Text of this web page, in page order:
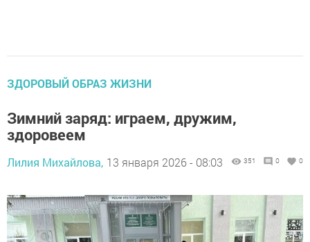
ЗДОРОВЫЙ ОБРАЗ ЖИЗНИ
Зимний заряд: играем, дружим,
здоровеем
Лилия Михайлова, 13 января 2026 - 08:03 351 0 0